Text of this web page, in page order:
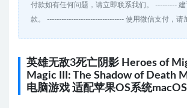
付款如有任何问题，请立即联系我们。 ---------
款。 -------------------------------- 使用微信支付，请
英雄无敌3死亡阴影 Heroes of
Magic III: The Shadow of Death
电脑游戏 适配苹果OS系统macOS